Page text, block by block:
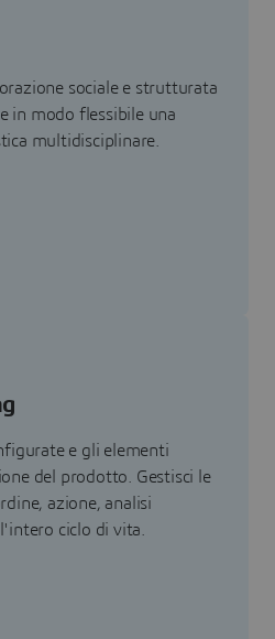
sociale e strutturata
in modo flessibile una
multidisciplinare.
e gli elementi
del prodotto. Gestisci le
azione, analisi
ciclo di vita.